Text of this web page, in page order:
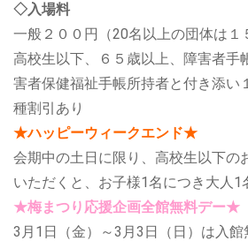
◇入場料
一般２００円（20名以上の団体は１
高校生以下、６５歳以上、障害者手
害者保健福祉手帳所持者と付き添
種割引あり
★ハッピーウィークエンド★
会期中の土日に限り、高校生以下の
いただくと、お子様1名につき大人1
★梅まつり応援企画全館無料デー★
3月1日（金）～3月3日（日）は入館